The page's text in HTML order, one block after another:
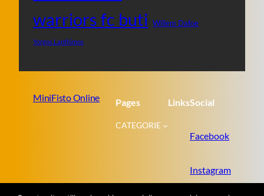
warriors fc buti Willem Dafoe
Yorgos Lanthimos
MiniFisto Online Pages
CATEGORIE
LinksSocial
Facebook
Instagram